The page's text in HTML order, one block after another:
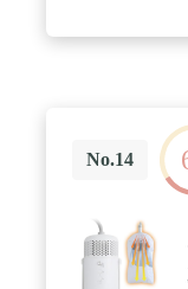
No.14